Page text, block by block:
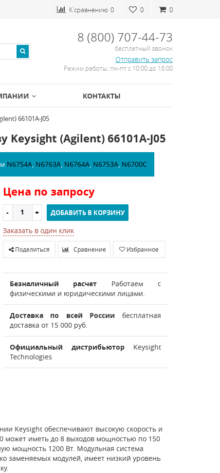
0
0
К сравнению: 0
8 (800) 707-44-73
бесплатный звонок
Отправить запрос
Режим работы: пн-пт с 10:00 до 18:00
КОНТАКТЫ
66101A-J05
(Agilent) 66101A-J05
N6754A, N6763A, N6764A, N6753A, N6700C
Цена по запросу
ДОБАВИТЬ В КОРЗИНУ
Заказать в один клик
Поделиться Сравнение Избранное
Безналичный расчет Работаем с
физическими и юридическими лицами.
Доставка по всей России бесплатная
доставка от 15 000 руб.
Официальный дистрибьюторKeysight
Technologies
Keysight обеспечивают высокую скорость и
может иметь до 8 выходов мощностью по 150
мощность 1200 Вт. Модульная система
заменяемых модулей, имеет низкий уровень